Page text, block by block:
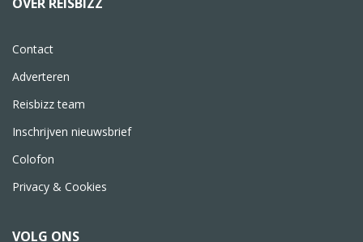
Contact
Adverteren
Reisbizz team
Inschrijven nieuwsbrief
Colofon
Privacy & Cookies
VOLG ONS